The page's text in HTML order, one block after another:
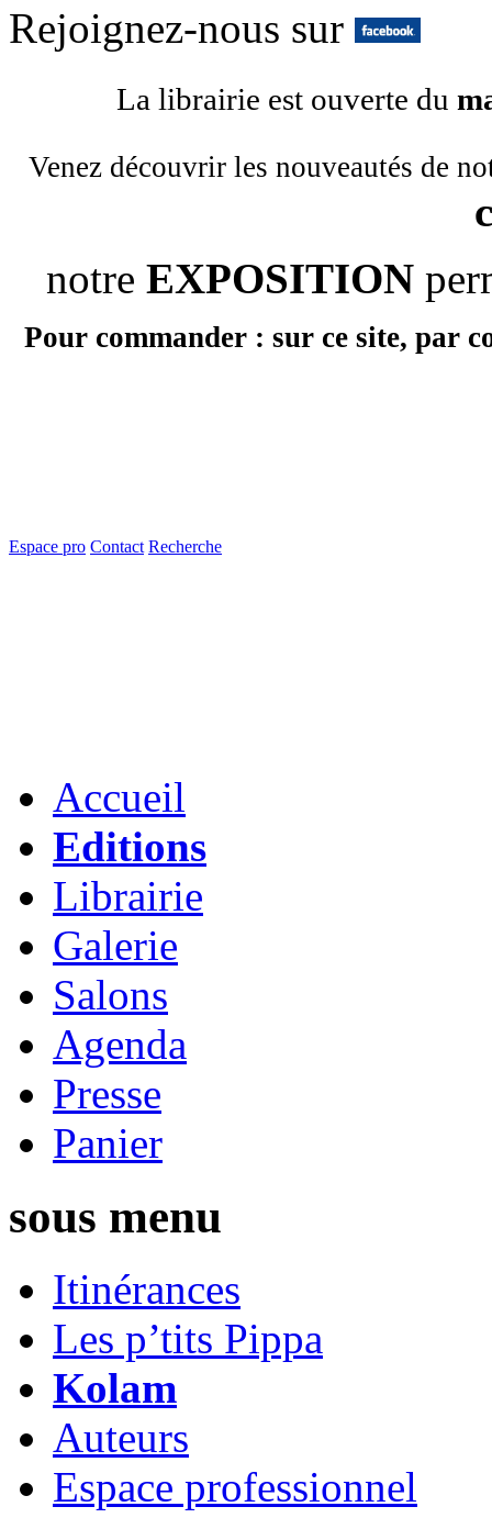
Rejoignez-nous sur
La librairie est ouverte du
Venez découvrir les nouveautés de
notre EXPOSITION
Pour commander : sur ce site, par
Espace pro Contact Recherche
Accueil
Editions
Librairie
Galerie
Salons
Agenda
Presse
Panier
sous menu
Itinérances
Les p’tits Pippa
Kolam
Auteurs
Espace professionnel